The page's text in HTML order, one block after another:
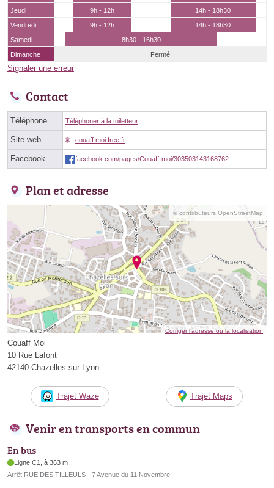
Jeudi
9h - 12h
14h - 18h30
Vendredi
9h - 12h
14h - 18h30
Samedi
8h30 - 16h30
Dimanche
Fermé
Signaler une erreur
Contact
Téléphone Téléphoner à la toiletteur
Site web couaff.moi.free.fr
Facebook facebook.com/pages/Couaff-moi/303503143168762
Plan et adresse
© contributeurs OpenStreetMap
Corriger l’adresse ou la localisation
Couaff Moi
10 Rue Lafont
42140 Chazelles-sur-Lyon
Trajet Waze Trajet Maps
Venir en transports en commun
En bus
Ligne C1, à 363 m
Arrêt RUE DES TILLEULS - 7 Avenue du 11 Novembre